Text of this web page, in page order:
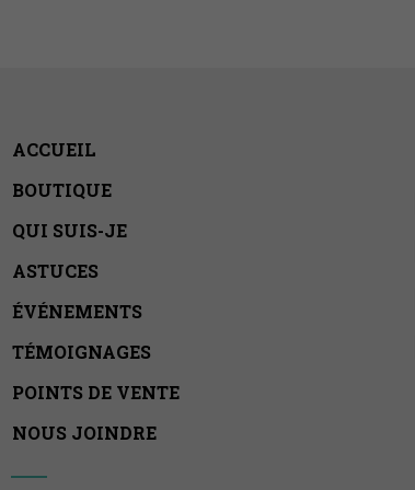
ACCUEIL
BOUTIQUE
QUI SUIS-JE
ASTUCES
ÉVÉNEMENTS
TÉMOIGNAGES
POINTS DE VENTE
NOUS JOINDRE